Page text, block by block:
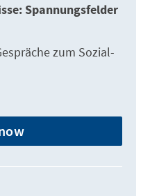
Spannungsfelder
zum Sozial-